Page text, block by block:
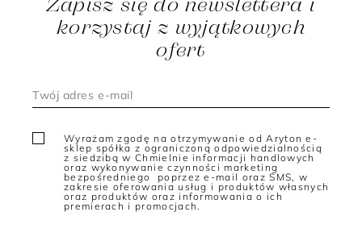
Znajdziesz u nas szeroki wybór propozycji, które doskonale
sprawdzają się w sytuacjach nieoficjalnych, a więc na
spacerach, zakupach, czy spotkaniach ze znajomymi. Zwróć
jednak uwagę, że damskie spodnie jeansowe w połączeniu z
elegancką garderobą, stylowymi dodatkami oraz akcesoriami
- jeansy są uniwersalne, dzięki czemu dopasowują się do
okoliczności, a jednocześnie na tyle efektowne, by podkreślić
Najmodniejsze jeansy damskie
Mamy dla Ciebie damskie dżinsy o różnych fasonach, które
dobierzesz w zależności od swoich preferencji. Co czeka na
Ciebie w Patrizia Aryton? Jeansy dopasowane do sylwetki
podkreślające jej atuty oraz modele o luźnym kroju, które nie
korzystaj z wyjątkowych
ofert
Wyrażam zgodę na otrzymywanie od Aryton e-
sklep spółka z ograniczoną odpowiedzialnością
z siedzibą w Chmielnie informacji handlowych
oraz wykonywanie czynności marketing
bezpośredniego poprzez e-mail oraz SMS, w
zakresie oferowania usług i produktów własnych
oraz produktów oraz informowania o ich
premierach i promocjach.